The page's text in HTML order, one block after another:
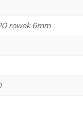
rowek 6mm